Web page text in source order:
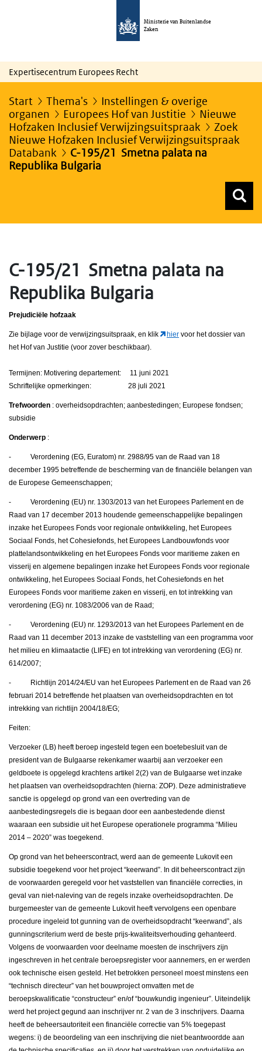
Ministerie van Buitenlandse
Zaken
Expertisecentrum Europees Recht
Start Thema's
Instellingen & overige
organen
Europees Hof van Justitie
Nieuwe
Hofzaken Inclusief Verwijzingsuitspraak
Zoek
Nieuwe Hofzaken Inclusief Verwijzingsuitspraak
Databank
C-195/21 Smetna palata na
Republika Bulgaria
C-195/21 Smetna palata na
Republika Bulgaria
Prejudiciële hofzaak
Zie bijlage voor de verwijzingsuitspraak, en klik hier voor het dossier van
het Hof van Justitie (voor zover beschikbaar).
Termijnen: Motivering departement: 11 juni 2021
Schriftelijke opmerkingen: 28 juli 2021
Trefwoorden : overheidsopdrachten; aanbestedingen; Europese fondsen;
subsidie
Onderwerp :
- Verordening (EG, Euratom) nr. 2988/95 van de Raad van 18
december 1995 betreffende de bescherming van de financiële belangen van
de Europese Gemeenschappen;
- Verordening (EU) nr. 1303/2013 van het Europees Parlement en de
Raad van 17 december 2013 houdende gemeenschappelijke bepalingen
inzake het Europees Fonds voor regionale ontwikkeling, het Europees
Sociaal Fonds, het Cohesiefonds, het Europees Landbouwfonds voor
plattelandsontwikkeling en het Europees Fonds voor maritieme zaken en
visserij en algemene bepalingen inzake het Europees Fonds voor regionale
ontwikkeling, het Europees Sociaal Fonds, het Cohesiefonds en het
Europees Fonds voor maritieme zaken en visserij, en tot intrekking van
verordening (EG) nr. 1083/2006 van de Raad;
- Verordening (EU) nr. 1293/2013 van het Europees Parlement en de
Raad van 11 december 2013 inzake de vaststelling van een programma voor
het milieu en klimaatactie (LIFE) en tot intrekking van verordening (EG) nr.
614/2007;
- Richtlijn 2014/24/EU van het Europees Parlement en de Raad van 26
februari 2014 betreffende het plaatsen van overheidsopdrachten en tot
intrekking van richtlijn 2004/18/EG;
Feiten:
Verzoeker (LB) heeft beroep ingesteld tegen een boetebesluit van de
president van de Bulgaarse rekenkamer waarbij aan verzoeker een
geldboete is opgelegd krachtens artikel 2(2) van de Bulgaarse wet inzake
het plaatsen van overheidsopdrachten (hierna: ZOP). Deze administratieve
sanctie is opgelegd op grond van een overtreding van de
aanbestedingsregels die is begaan door een aanbestedende dienst
waaraan een subsidie uit het Europese operationele programma “Milieu
2014 – 2020” was toegekend.
Op grond van het beheerscontract, werd aan de gemeente Lukovit een
subsidie toegekend voor het project “keerwand”. In dit beheerscontract zijn
de voorwaarden geregeld voor het vaststellen van financiële correcties, in
geval van niet-naleving van de regels inzake overheidsopdrachten. De
burgemeester van de gemeente Lukovit heeft vervolgens een openbare
procedure ingeleid tot gunning van de overheidsopdracht “keerwand”, als
gunningscriterium werd de beste prijs-kwaliteitsverhouding gehanteerd.
Volgens de voorwaarden voor deelname moesten de inschrijvers zijn
ingeschreven in het centrale beroepsregister voor aannemers, en er werden
ook technische eisen gesteld. Het betrokken personeel moest minstens een
“technisch directeur” van het bouwproject omvatten met de
beroepskwalificatie “constructeur” en/of “bouwkundig ingenieur”. Uiteindelijk
werd het project gegund aan inschrijver nr. 2 van de 3 inschrijvers. Daarna
heeft de beheersautoriteit een financiële correctie van 5% toegepast
wegens: i) de beoordeling van een inschrijving die niet beantwoordde aan